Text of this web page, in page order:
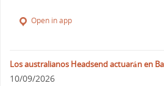
Open in app
Los australianos Headsend actuarán en
10/09/2026